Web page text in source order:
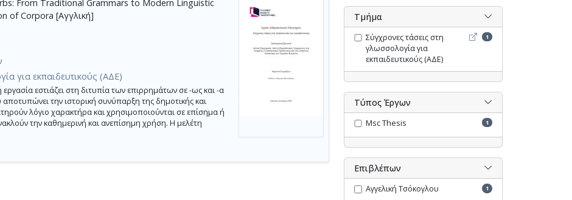
From Traditional Grammars to Modern Linguistic
of Corpora [Αγγλική]
για εκπαιδευτικούς (ΑΔΕ)
εστιάζει στη διτυπία των επιρρημάτων σε -ως και -α
την ιστορική συνύπαρξη της δημοτικής και
λόγιο χαρακτήρα και χρησιμοποιούνται σε επίσημα ή
την καθημερινή και ανεπίσημη χρήση. Η μελέτη
Τμήμα
Σύγχρονες τάσεις στη
γλωσσολογία για
εκπαιδευτικούς (ΑΔΕ)
Σύγχρονες τάσεις στη
1
Τύπος Έργων
Msc Thesis 1
Επιβλέπων
Αγγελική Τσόκογλου 1